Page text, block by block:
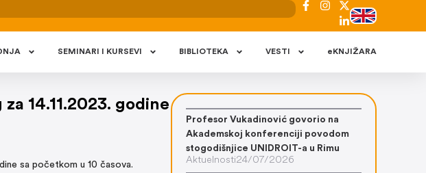
SEMINARI I KURSEVI BIBLIOTEKA VESTI eKNJIŽARA
14.11.2023. godine
sa početkom u 10 časova.
Profesor Vukadinović govorio na
Akademskoj konferenciji povodom
stogodišnjice UNIDROIT-a u Rimu
Aktuelnosti24/07/2026